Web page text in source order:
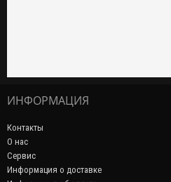
ИНФОРМАЦИЯ
Контакты
О нас
Сервис
Информация о доставке